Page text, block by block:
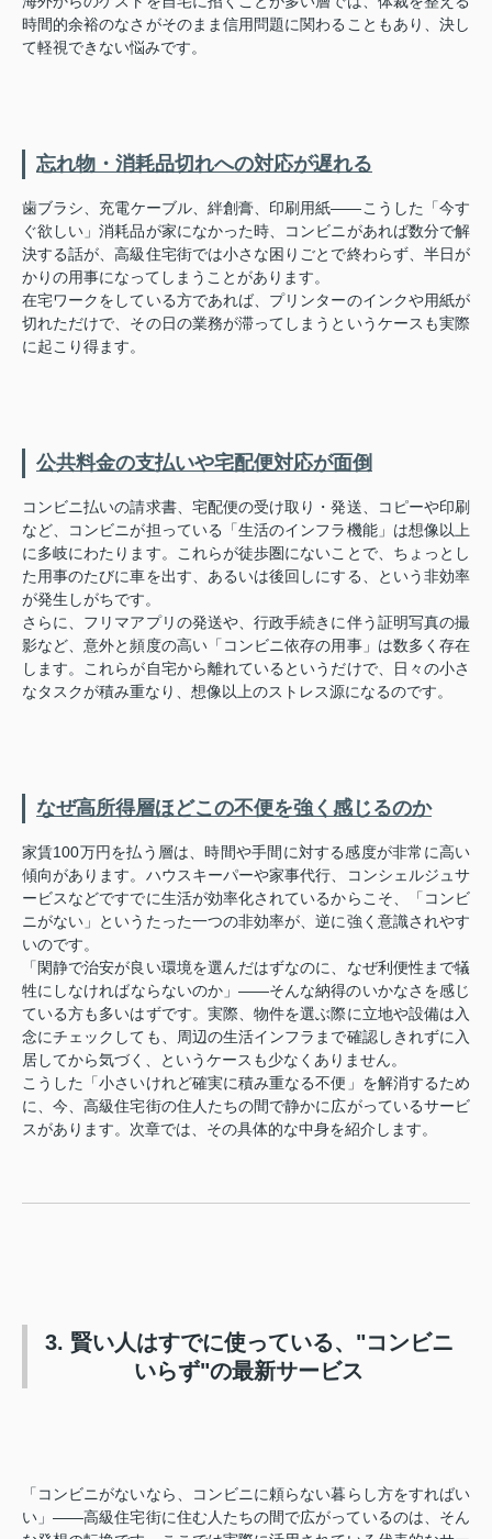
時間的余裕のなさがそのまま信用問題に関わることもあり、決し
て軽視できない悩みです。
忘れ物・消耗品切れへの対応が遅れる
歯ブラシ、充電ケーブル、絆創膏、印刷用紙——こうした「今す
ぐ欲しい」消耗品が家になかった時、コンビニがあれば数分で解
決する話が、高級住宅街では小さな困りごとで終わらず、半日が
かりの用事になってしまうことがあります。
在宅ワークをしている方であれば、プリンターのインクや用紙が
切れただけで、その日の業務が滞ってしまうというケースも実際
に起こり得ます。
公共料金の支払いや宅配便対応が面倒
コンビニ払いの請求書、宅配便の受け取り・発送、コピーや印刷
など、コンビニが担っている「生活のインフラ機能」は想像以上
に多岐にわたります。これらが徒歩圏にないことで、ちょっとし
た用事のたびに車を出す、あるいは後回しにする、という非効率
が発生しがちです。
さらに、フリマアプリの発送や、行政手続きに伴う証明写真の撮
影など、意外と頻度の高い「コンビニ依存の用事」は数多く存在
します。これらが自宅から離れているというだけで、日々の小さ
なタスクが積み重なり、想像以上のストレス源になるのです。
なぜ高所得層ほどこの不便を強く感じるのか
家賃100万円を払う層は、時間や手間に対する感度が非常に高い
傾向があります。ハウスキーパーや家事代行、コンシェルジュサ
ービスなどですでに生活が効率化されているからこそ、「コンビ
ニがない」というたった一つの非効率が、逆に強く意識されやす
いのです。
「閑静で治安が良い環境を選んだはずなのに、なぜ利便性まで犠
牲にしなければならないのか」——そんな納得のいかなさを感じ
ている方も多いはずです。実際、物件を選ぶ際に立地や設備は入
念にチェックしても、周辺の生活インフラまで確認しきれずに入
居してから気づく、というケースも少なくありません。
こうした「小さいけれど確実に積み重なる不便」を解消するため
に、今、高級住宅街の住人たちの間で静かに広がっているサービ
スがあります。次章では、その具体的な中身を紹介します。
3. 賢い人はすでに使っている、"コンビニ
いらず"の最新サービス
「コンビニがないなら、コンビニに頼らない暮らし方をすればい
い」——高級住宅街に住む人たちの間で広がっているのは、そん